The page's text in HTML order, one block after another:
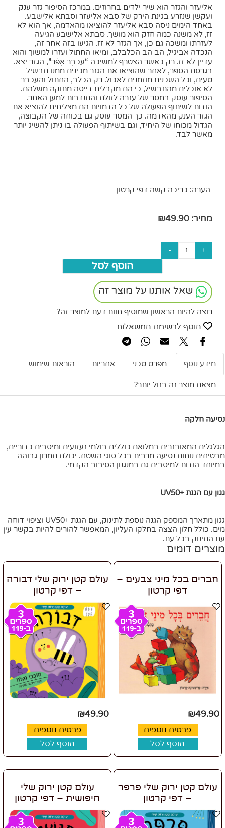
אליעזר והגזר הוא שיר ילדים בחרוזים. במרכז הסיפור גזר ענק
ועקשן שנזרע בגינת הירק של סבא אליעזר וסבתא אלישבע.
באחד הימים ניסה סבא אליעזר להוציאו מהאדמה, אך הוא לא
זז, לא משנה כמה חזק הוא מושך. סבתא אלישבע הגיעה
לעזרתו ומשכה גם כן, אך הגזר לא זז. הגיעו בזה אחר זה,
הנכדה אביגיל, הב הב הכלבלב, ומיאו החתול ועזרו למשוך והוא
עדיין לא זז. רק כאשר הצטרף למשיכה “עַכְבָּר אָפֹר”, הגזר יצא.
בגרסת הספר, לאחר שהוציאו את הגזר מכינים ממנו תבשיל
טעים, וכל השכנים מוזמנים לאכול. רק הכלב, החתול והעכבר
לא אוכלים מהתבשיל, כי הם מקבלים דייסה מתוקה משלהם.
הסיפור עוסק במסר של עזרה לזולת והתנדבות למען האחר.
הודות לשיתוף הפעולה של כל הדמויות הם מצליחים להוציא את
הגזר הענק מהאדמה. כך המסר עוסק גם בכוחה של הקבוצה,
הגדול מכוחו של היחיד, וגם בשיתוף הפעולה בו ניתן להשיג יותר
מאשר לבד.
הערה: כריכה קשה דפי קרטון
מחיר: ₪49.90
הוסף לסל
שאל אותנו על מוצר זה
רוצה להיות הראשון שמוסיף חוות דעת למוצר זה?
הוסף לרשימת המשאלות
מידע נוסף מפרט טכני אחריות הוראות שימוש
מצאת מוצר זה בזול יותר?
נסיעה חלקה
הגלגלים המאובזרים במלואם כוללים בולמי זעזועים ומיסבים כדוריים,
מבטיחים נוחות נסיעה מרבית בכל סוגי השטח. יכולת תמרון גבוהה
במיוחד הודות למיסבים גם במנגנון הסיבוב הקדמי.
גגון עם הגנת +UV50
גגון מתארך המספק הגנה נוספת לתינוק, עם הגנת +UV50 וציפוי דוחה
מים. כולל חלון הצצה בחלקו העליון, המאפשר להורים להיות בקשר עין
עם התינוק בכל עת.
מוצרים דומים
חברים בכל מיני צבעים –
דפי קרטון
₪49.90
פרטים נוספים
הוסף לסל
עולם קטן ירוק שלי דבורה
– דפי קרטון
₪49.90
פרטים נוספים
הוסף לסל
עולם קטן ירוק שלי פרפר
– דפי קרטון
עולם קטן ירוק שלי
חיפושית – דפי קרטון